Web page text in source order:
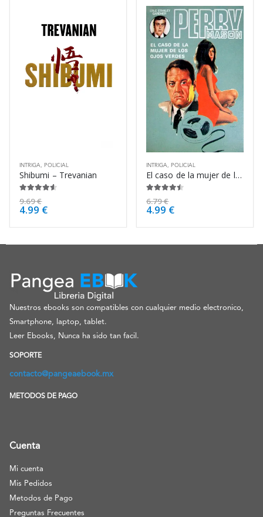
INTRIGA POLICIAL
Shibumi – Trevanian
9.69€
4.99 €
INTRIGA POLICIAL
El caso de la mujer de los ojos verdes – Erle Stanley Gardner
6.79€
4.99 €
Nuestros ebooks son compatibles con cualquier medio electronico,
Smartphone, laptop, tablet.
Leer Ebooks, Nunca ha sido tan facil.
SOPORTE
contacto@pangeaebook.mx
METODOS DE PAGO
Cuenta
Mi cuenta
Mis Pedidos
Metodos de Pago
Preguntas Frecuentes